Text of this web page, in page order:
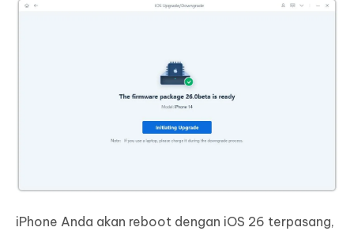
iPhone Anda akan reboot dengan iOS 26 terpasang,